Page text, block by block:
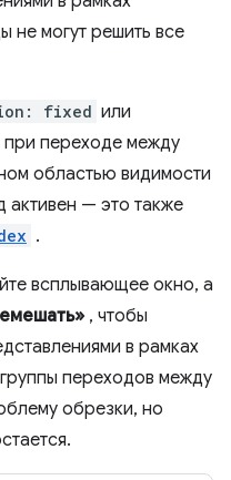
не могут решить все
fixed или
переходе между
областью видимости
активен — это также
.
всплывающее окно, а
, чтобы
в рамках
переходов между
обрезки, но